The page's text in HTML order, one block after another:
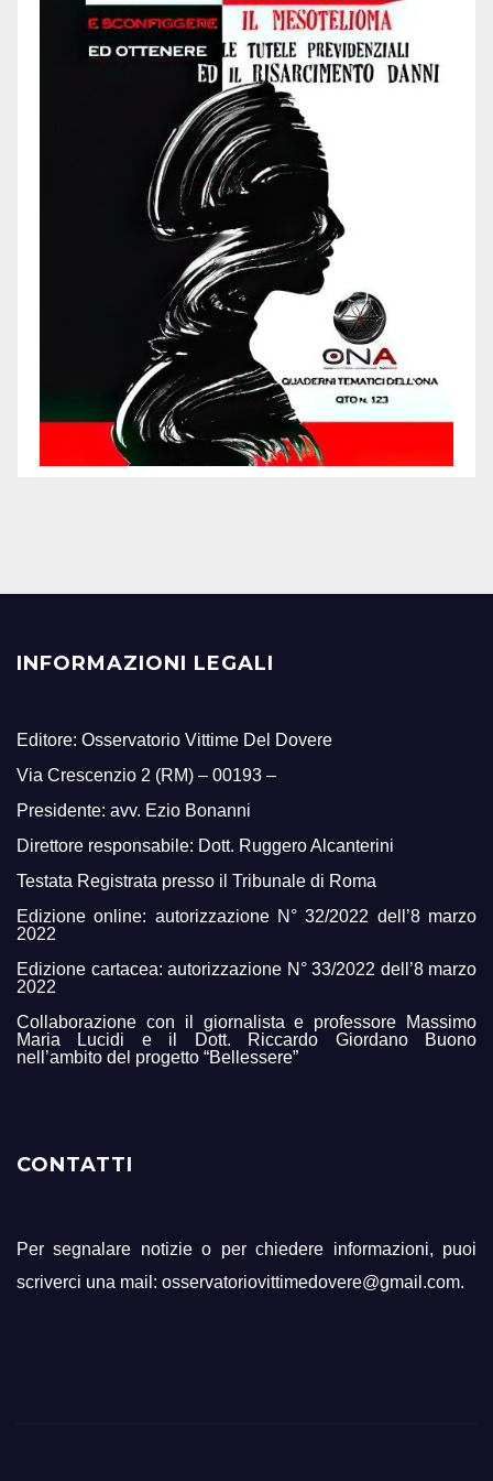
INFORMAZIONI LEGALI
Editore: Osservatorio Vittime Del Dovere
Via Crescenzio 2 (RM) – 00193 –
Presidente: avv. Ezio Bonanni
Direttore responsabile: Dott. Ruggero Alcanterini
Testata Registrata presso il Tribunale di Roma
Edizione online: autorizzazione N° 32/2022 dell’8 marzo
2022
Edizione cartacea: autorizzazione N° 33/2022 dell’8 marzo
2022
Collaborazione con il giornalista e professore Massimo
Maria Lucidi e il Dott. Riccardo Giordano Buono
nell’ambito del progetto “Bellessere”
CONTATTI
Per segnalare notizie o per chiedere informazioni, puoi
scriverci una mail: osservatoriovittimedovere@gmail.com.